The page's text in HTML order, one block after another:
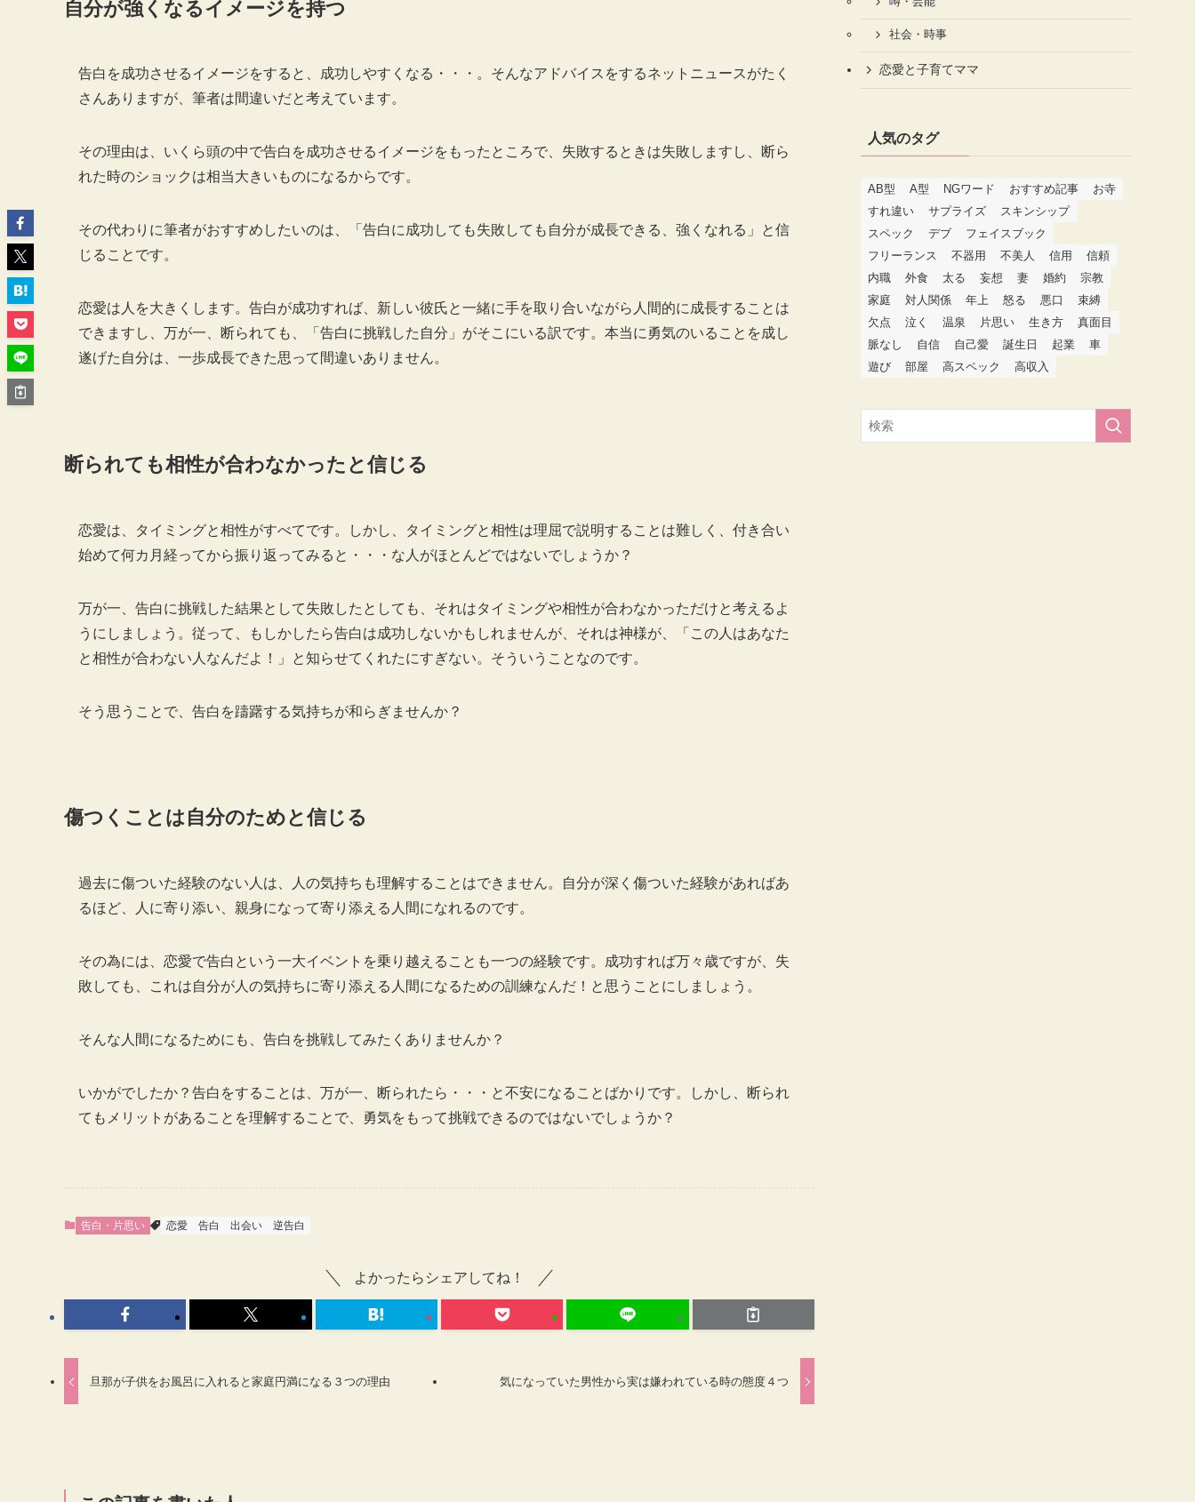
自分が強くなるイメージを持つ
告白を成功させるイメージをすると、成功しやすくなる・・・。そんなアドバイスをするネットニュースがたく
さんありますが、筆者は間違いだと考えています。
その理由は、いくら頭の中で告白を成功させるイメージをもったところで、失敗するときは失敗しますし、断ら
れた時のショックは相当大きいものになるからです。
その代わりに筆者がおすすめしたいのは、「告白に成功しても失敗しても自分が成長できる、強くなれる」と信
じることです。
恋愛は人を大きくします。告白が成功すれば、新しい彼氏と一緒に手を取り合いながら人間的に成長することは
できますし、万が一、断られても、「告白に挑戦した自分」がそこにいる訳です。本当に勇気のいることを成し
遂げた自分は、一歩成長できた思って間違いありません。
断られても相性が合わなかったと信じる
恋愛は、タイミングと相性がすべてです。しかし、タイミングと相性は理屈で説明することは難しく、付き合い
始めて何カ月経ってから振り返ってみると・・・な人がほとんどではないでしょうか？
万が一、告白に挑戦した結果として失敗したとしても、それはタイミングや相性が合わなかっただけと考えるよ
うにしましょう。従って、もしかしたら告白は成功しないかもしれませんが、それは神様が、「この人はあなた
と相性が合わない人なんだよ！」と知らせてくれたにすぎない。そういうことなのです。
そう思うことで、告白を躊躇する気持ちが和らぎませんか？
傷つくことは自分のためと信じる
過去に傷ついた経験のない人は、人の気持ちも理解することはできません。自分が深く傷ついた経験があればあ
るほど、人に寄り添い、親身になって寄り添える人間になれるのです。
その為には、恋愛で告白という一大イベントを乗り越えることも一つの経験です。成功すれば万々歳ですが、失
敗しても、これは自分が人の気持ちに寄り添える人間になるための訓練なんだ！と思うことにしましょう。
そんな人間になるためにも、告白を挑戦してみたくありませんか？
いかがでしたか？告白をすることは、万が一、断られたら・・・と不安になることばかりです。しかし、断られ
てもメリットがあることを理解することで、勇気をもって挑戦できるのではないでしょうか？
告白・片思い 恋愛 告白 出会い 逆告白
よかったらシェアしてね！
旦那が子供をお風呂に入れると家庭円満になる３つの理由 気になっていた男性から実は嫌われている時の態度４つ
社会・時事
恋愛と子育てママ
人気のタグ
AB型 A型 NGワード おすすめ記事
お寺
すれ違い
サプライズ
スキンシップ
スペック
デブ
フェイスブック
フリーランス
不器用 不美人 信用
信頼
内職
外食 太る 妄想 妻 婚約
宗教
家庭
対人関係 年上 怒る 悪口
束縛
欠点
泣く 温泉 片思い 生き方
真面目
脈なし
自信 自己愛 誕生日 起業
車
遊び
部屋 高スペック 高収入